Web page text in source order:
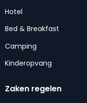
Hotel
Bed & Breakfast
Camping
Kinderopvang
Zaken regelen